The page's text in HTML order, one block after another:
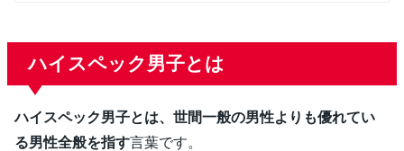
ハイスペック男子とは
ハイスペック男子とは、世間一般の男性よりも優れてい
る男性全般を指す言葉です。